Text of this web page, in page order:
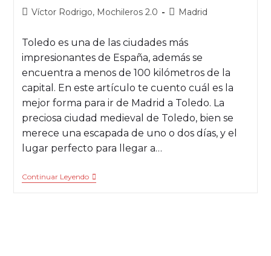
Víctor Rodrigo, Mochileros 2.0 Madrid
Toledo es una de las ciudades más
impresionantes de España, además se
encuentra a menos de 100 kilómetros de la
capital. En este artículo te cuento cuál es la
mejor forma para ir de Madrid a Toledo. La
preciosa ciudad medieval de Toledo, bien se
merece una escapada de uno o dos días, y el
lugar perfecto para llegar a…
Continuar Leyendo